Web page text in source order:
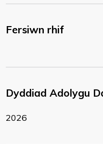
Fersiwn rhif
Dyddiad Adolygu
2026